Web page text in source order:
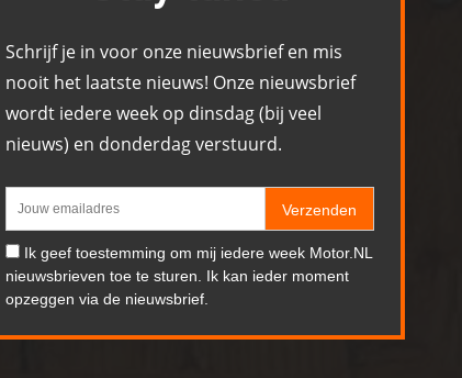
Schrijf je in voor onze nieuwsbrief en mis
nooit het laatste nieuws! Onze nieuwsbrief
wordt iedere week op dinsdag (bij veel
nieuws) en donderdag verstuurd.
Verzenden
Ik geef toestemming om mij iedere week Motor.NL
nieuwsbrieven toe te sturen. Ik kan ieder moment
opzeggen via de nieuwsbrief.